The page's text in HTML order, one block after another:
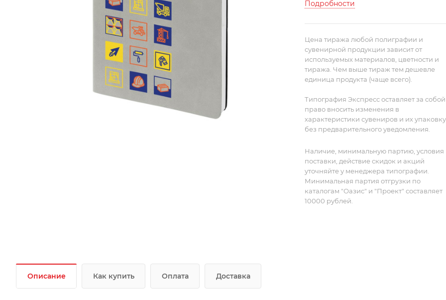
сферы строительства.
В каждой части общего рисунка
изображены главные символы
строительной сферы. Ежедневник с
гибкой обложкой, выполнен из
материала Latte, серый, дополнен
в цвет обложки.Блок недатированный,
без календарной сетки:
Подробности
Цена тиража любой полиграфии и
сувенирной продукции зависит от
используемых материалов, цветности и
тиража. Чем выше тираж тем дешевле
единица продукта (чаще всего).
Типография Экспресс оставляет за собой
право вносить изменения в
характеристики сувениров и их упаковку
без предварительного уведомления.
Наличие, минимальную партию, условия
поставки, действие скидок и акций
уточняйте у менеджера типографии.
Минимальная партия отгрузки по
каталогам "Оазис" и "Проект" составляет
10000 рублей.
Описание Как купить Оплата Доставка